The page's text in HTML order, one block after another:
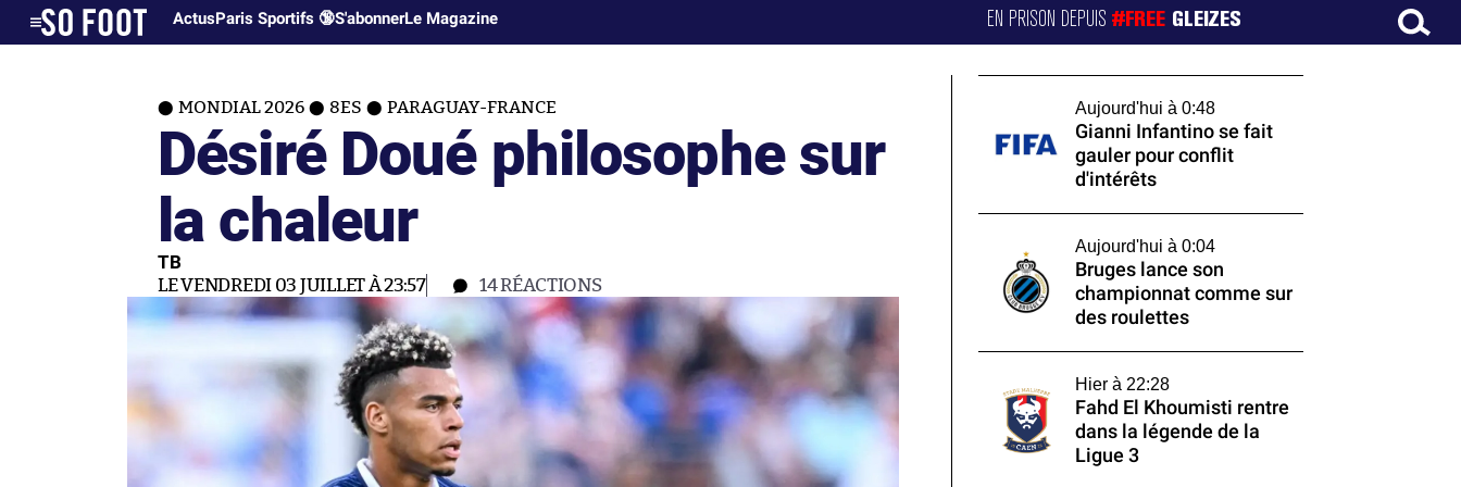
ActusParis Sportifs 🔞S'abonnerLe Magazine EN PRISON DEPUIS#FREE GLEIZES
MONDIAL 2026 8ES PARAGUAY-FRANCE
Désiré Doué philosophe sur
la chaleur
TB
LE VENDREDI 03 JUILLET À 23:57 14RÉACTIONS
Aujourd'hui à 0:48
Gianni Infantino se fait
gauler pour conflit
d'intérêts
Aujourd'hui à 0:04
Bruges lance son
championnat comme sur
des roulettes
Hier à 22:28
Fahd El Khoumisti rentre
dans la légende de la
Ligue 3